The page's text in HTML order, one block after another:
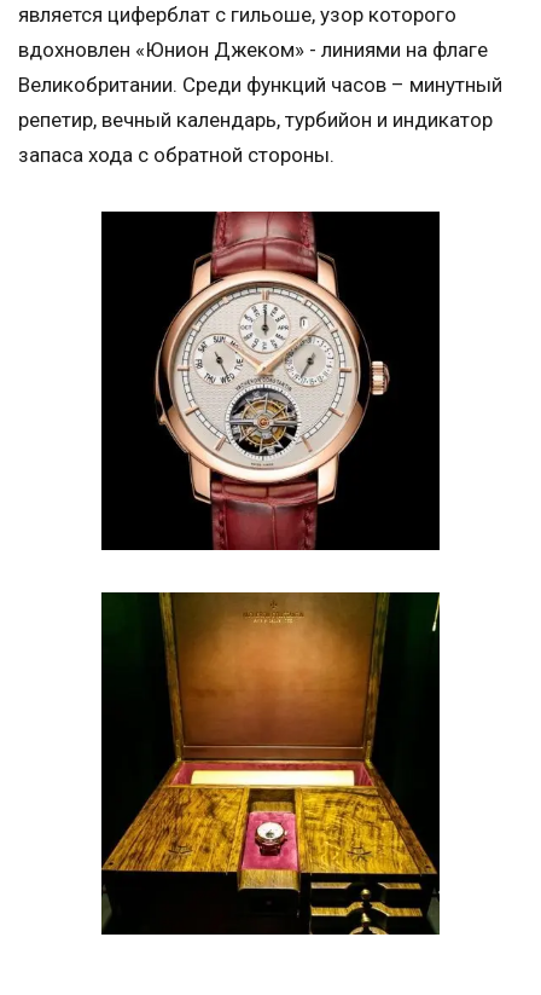
является циферблат с гильоше, узор которого
вдохновлен «Юнион Джеком» - линиями на флаге
Великобритании. Среди функций часов – минутный
репетир, вечный календарь, турбийон и индикатор
запаса хода с обратной стороны.